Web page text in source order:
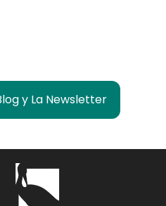
y La Newsletter